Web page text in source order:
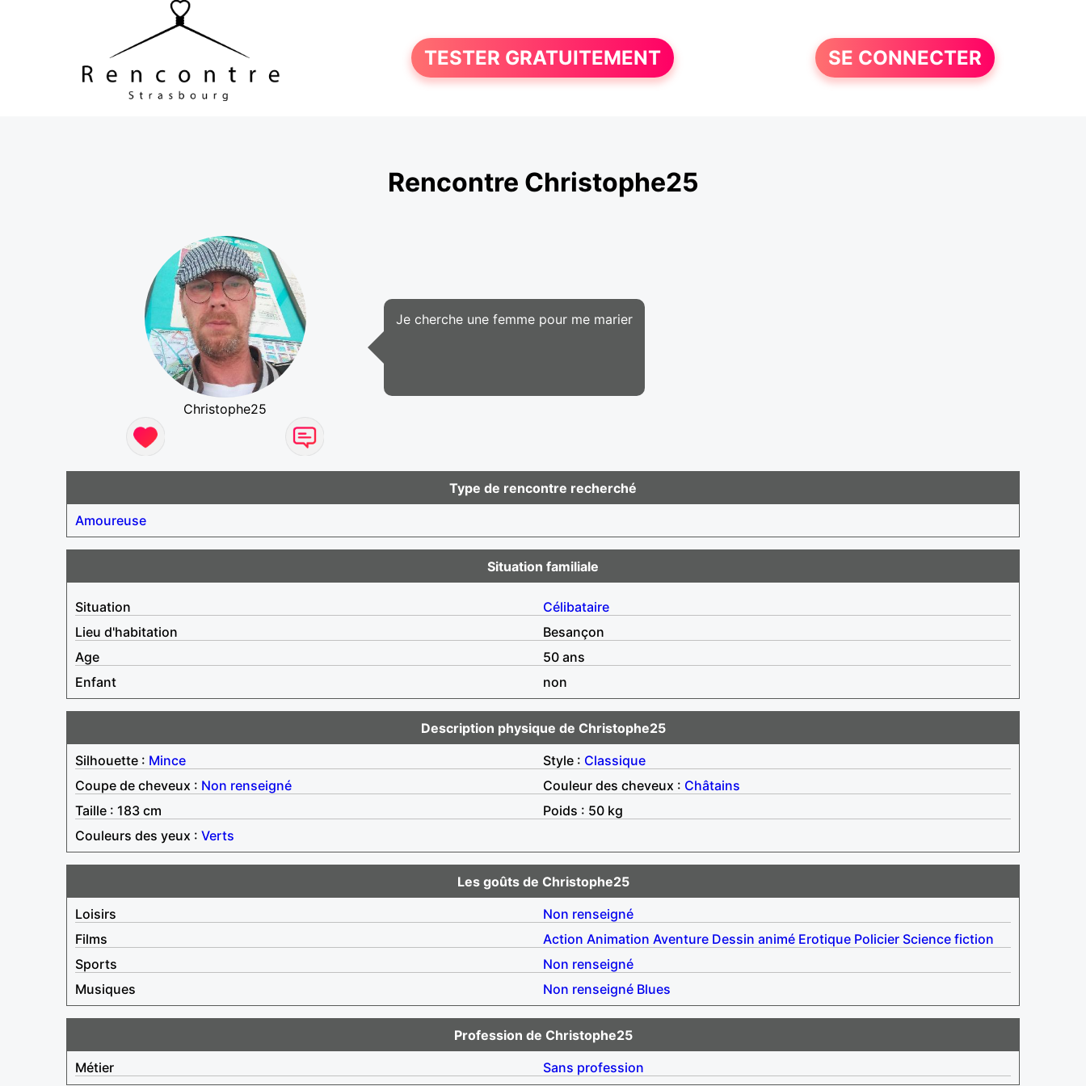
TESTER GRATUITEMENT SE CONNECTER
Rencontre Christophe25
Christophe25
Je cherche une femme pour me marier
Type de rencontre recherché
Amoureuse
Situation familiale
Situation
Célibataire
Lieu d'habitation
Besançon
Age
50 ans
Enfant
non
Description physique de Christophe25
Silhouette : Mince Style : Classique
Coupe de cheveux : Non renseigné Couleur des cheveux : Châtains
Taille : 183 cm
Poids : 50 kg
Couleurs des yeux : Verts
Les goûts de Christophe25
Loisirs
Non renseigné
Films
Action Animation Aventure Dessin animé Erotique Policier Science fiction
Sports
Non renseigné
Musiques
Non renseigné Blues
Profession de Christophe25
Métier
Sans profession